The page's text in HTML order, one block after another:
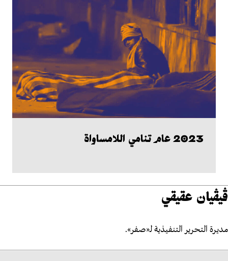
2023 عام تنامي اللامساواة
ڤيڤيان عقيقي
مديرة التحرير التنفيذية لـ«صفر».